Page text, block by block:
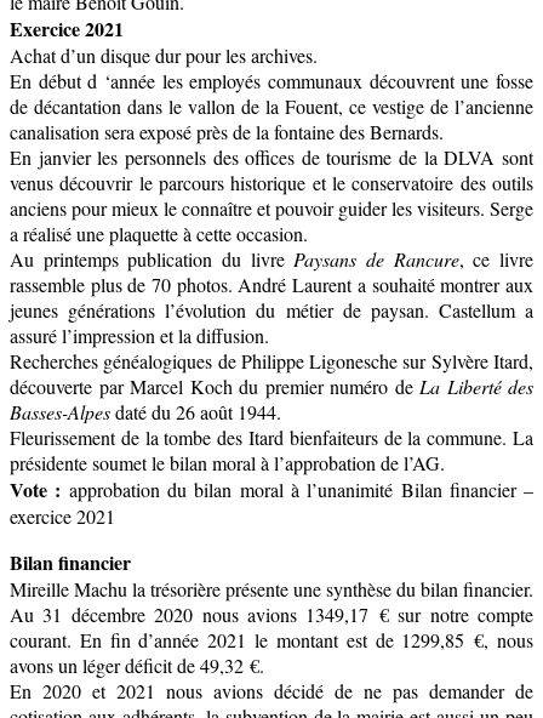
Exercice 2021
Achat d’un disque dur pour les archives.
En début d ‘année les employés communaux découvrent une fosse
de décantation dans le vallon de la Fouent, ce vestige de l’ancienne
canalisation sera exposé près de la fontaine des Bernards.
En janvier les personnels des offices de tourisme de la DLVA sont
venus découvrir le parcours historique et le conservatoire des outils
anciens pour mieux le connaître et pouvoir guider les visiteurs. Serge
a réalisé une plaquette à cette occasion.
Au printemps publication du livre Paysans de Rancure, ce livre
rassemble plus de 70 photos. André Laurent a souhaité montrer aux
jeunes générations l’évolution du métier de paysan. Castellum a
assuré l’impression et la diffusion.
Recherches généalogiques de Philippe Ligonesche sur Sylvère Itard,
découverte par Marcel Koch du premier numéro de La Liberté des
Basses-Alpesdaté du 26 août 1944.
Fleurissement de la tombe des Itard bienfaiteurs de la commune. La
présidente soumet le bilan moral à l’approbation de l’AG.
Vote : approbation du bilan moral à l’unanimité Bilan financier –
exercice 2021
Bilan financier
Mireille Machu la trésorière présente une synthèse du bilan financier.
Au 31 décembre 2020 nous avions 1349,17 € sur notre compte
courant. En fin d’année 2021 le montant est de 1299,85 €, nous
avons un léger déficit de 49,32 €.
En 2020 et 2021 nous avions décidé de ne pas demander de